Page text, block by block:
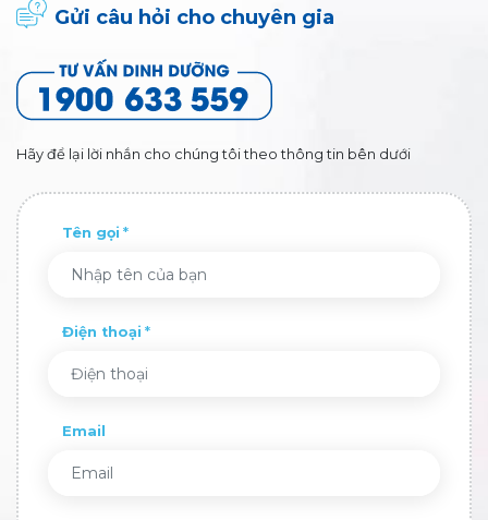
Gửi câu hỏi cho chuyên gia
Hãy để lại lời nhắn cho chúng tôi theo thông tin bên dưới
Tên gọi
Điện thoại
Email